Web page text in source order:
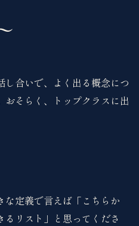
合いで、よく出る概念につ
おそらく、トップクラスに出
な定義で言えば「こちらか
るリスト」と思ってくださ